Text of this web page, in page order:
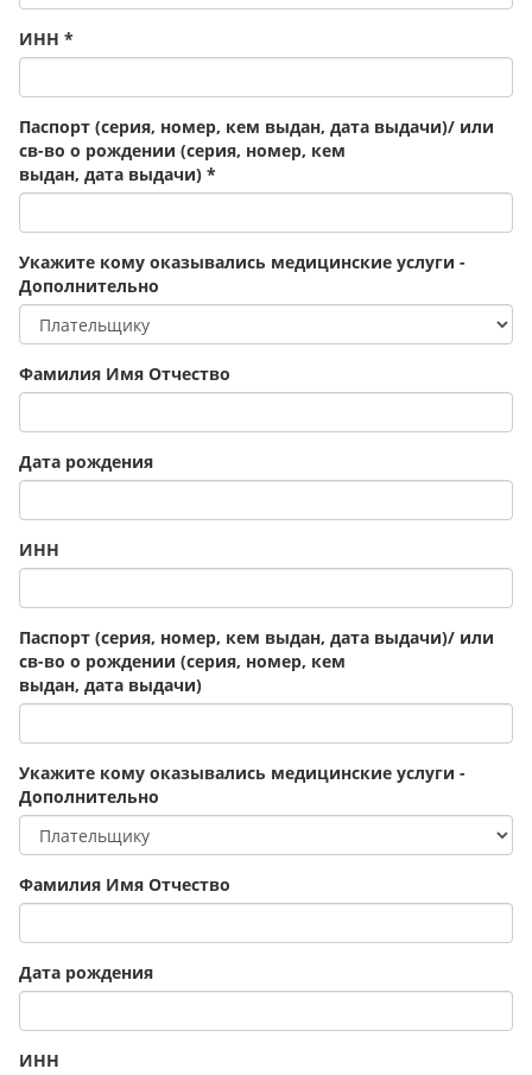
ИНН *
Паспорт (серия, номер, кем выдан, дата выдачи)/ или
св-во о рождении (серия, номер, кем
выдан, дата выдачи) *
Укажите кому оказывались медицинские услуги -
Дополнительно
Фамилия Имя Отчество
Дата рождения
ИНН
Паспорт (серия, номер, кем выдан, дата выдачи)/ или
св-во о рождении (серия, номер, кем
выдан, дата выдачи)
Укажите кому оказывались медицинские услуги -
Дополнительно
Фамилия Имя Отчество
Дата рождения
ИНН